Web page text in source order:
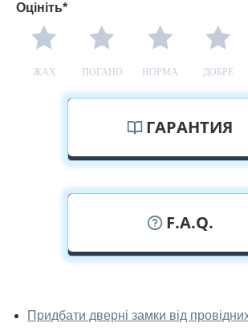
Оцініть*
ЖАХ ПОГАНО НОРМА ДОБРЕ
ГАРАНТИЯ
F.A.Q.
наживо?
Придбати дверні замки від